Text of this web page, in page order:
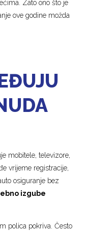
Zato ono što je
ove godine možda
mobitele, televizore,
vrijeme registracije,
osiguranje bez
izgube
polica pokriva. Često